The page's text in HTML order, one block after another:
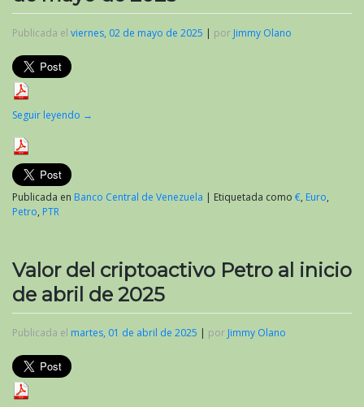
Publicada el viernes, 02 de mayo de 2025 | por Jimmy Olano
Seguir leyendo →
Publicada en Banco Central de Venezuela | Etiquetada como €, Euro,
Petro, PTR
Valor del criptoactivo Petro al inicio
de abril de 2025
Publicada el martes, 01 de abril de 2025 | por Jimmy Olano